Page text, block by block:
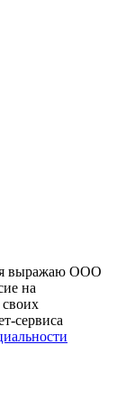
я выражаю ООО
на
сервиса